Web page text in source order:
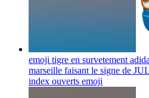
emoji tigre en survetement
marseille faisant le signe de
index ouverts emoji